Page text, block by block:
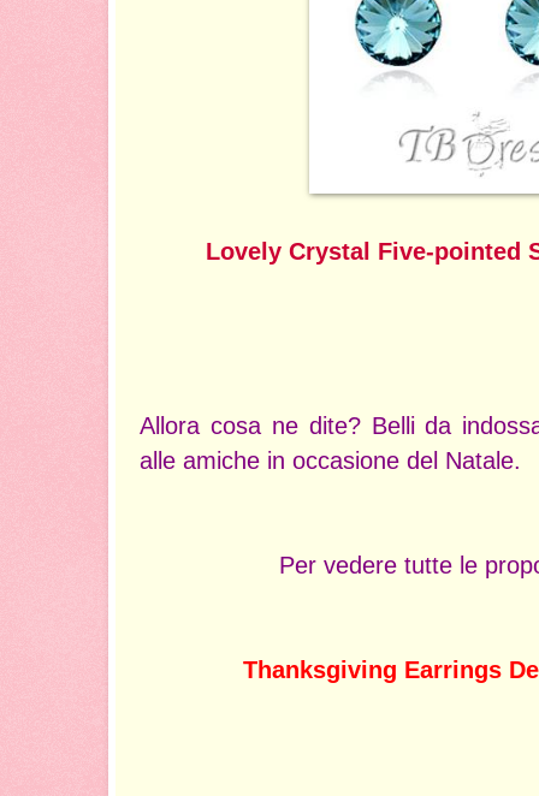
Lovely Crystal Five-pointed
Allora cosa ne dite? Belli da
alle amiche in occasione del Natale.
Per vedere tutte le
Thanksgiving Earrings